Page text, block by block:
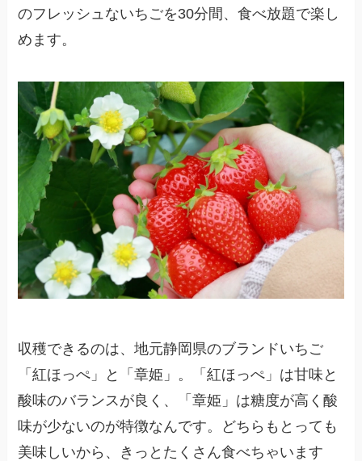
のフレッシュないちごを30分間、食べ放題で楽し
めます。
収穫できるのは、地元静岡県のブランドいちご
「紅ほっぺ」と「章姫」。「紅ほっぺ」は甘味と
酸味のバランスが良く、「章姫」は糖度が高く酸
味が少ないのが特徴なんです。どちらもとっても
美味しいから、きっとたくさん食べちゃいます